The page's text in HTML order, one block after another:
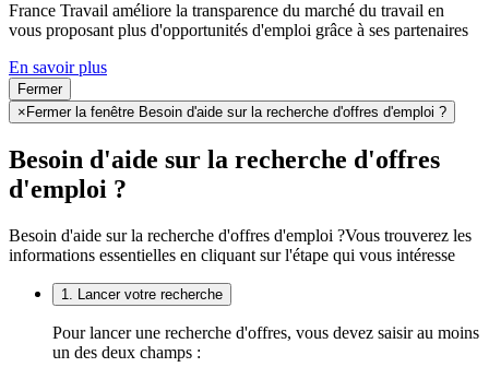
France Travail améliore la transparence du marché du travail en
vous proposant plus d'opportunités d'emploi grâce à ses partenaires
En savoir plus
Fermer
× Fermer la fenêtre Besoin d'aide sur la recherche d'offres d'emploi ?
Besoin d'aide sur la recherche d'offres
d'emploi ?
Besoin d'aide sur la recherche d'offres d'emploi ?Vous trouverez les
informations essentielles en cliquant sur l'étape qui vous intéresse
1. Lancer votre recherche
Pour lancer une recherche d'offres, vous devez saisir au moins
un des deux champs :